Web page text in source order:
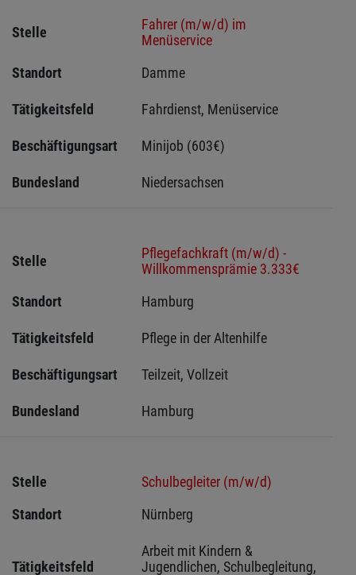
Stelle
Fahrer (m/w/d) im
Menüservice
Standort
Damme
Tätigkeitsfeld Fahrdienst, Menüservice
Beschäftigungsart Minijob (603€)
Bundesland Niedersachsen
Stelle
Pflegefachkraft (m/w/d) -
Willkommensprämie 3.333€
Standort
Hamburg
Tätigkeitsfeld Pflege in der Altenhilfe
Beschäftigungsart Teilzeit, Vollzeit
Bundesland Hamburg
Stelle
Schulbegleiter (m/w/d)
Standort
Nürnberg
Tätigkeitsfeld
Arbeit mit Kindern &
Jugendlichen, Schulbegleitung,